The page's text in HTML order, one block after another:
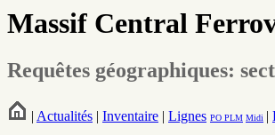
Massif Central
Requêtes géographiques:
| Actualités | Inventaire | Lignes PO PLM Midi |